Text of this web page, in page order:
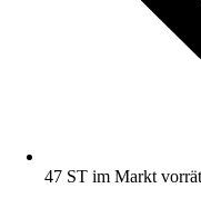
47 ST im Markt